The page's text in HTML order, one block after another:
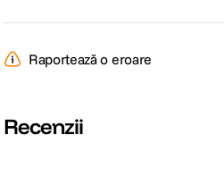
Raportează o eroare
Recenzii